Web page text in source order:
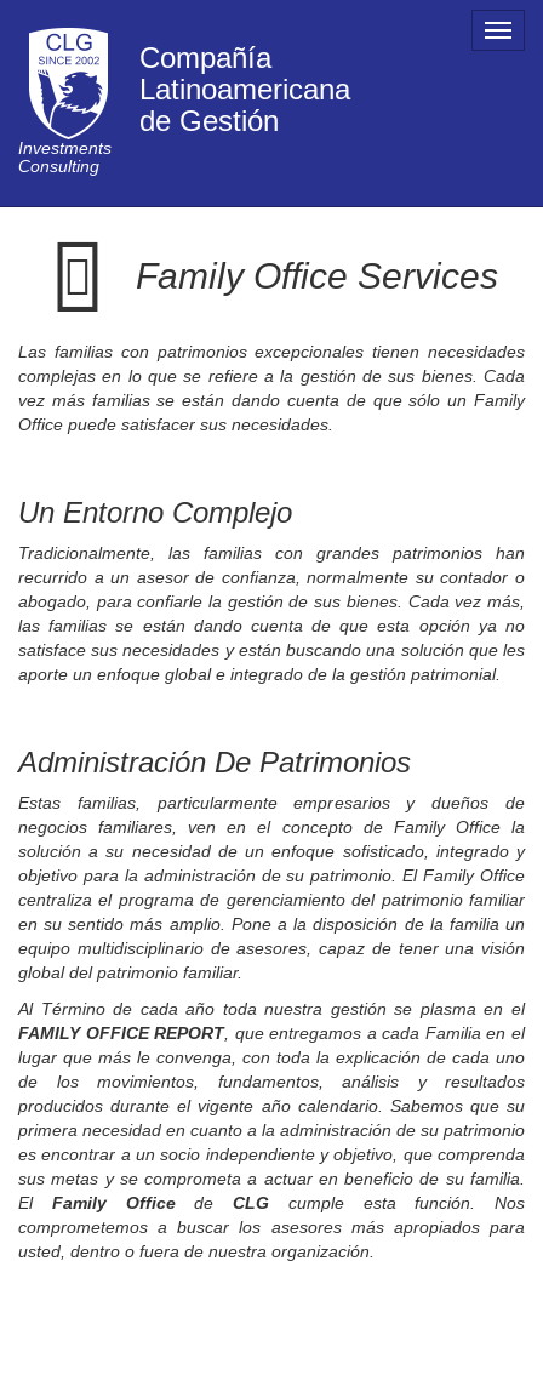
Compañía
Latinoamericana
de Gestión
Investments
Consulting
Family Office Services
Las familias con patrimonios excepcionales tienen necesidades
complejas en lo que se refiere a la gestión de sus bienes. Cada
vez más familias se están dando cuenta de que sólo un Family
Office puede satisfacer sus necesidades.
Un Entorno Complejo
Tradicionalmente, las familias con grandes patrimonios han
recurrido a un asesor de confianza, normalmente su contador o
abogado, para confiarle la gestión de sus bienes. Cada vez más,
las familias se están dando cuenta de que esta opción ya no
satisface sus necesidades y están buscando una solución que les
aporte un enfoque global e integrado de la gestión patrimonial.
Administración De Patrimonios
Estas familias, particularmente empresarios y dueños de
negocios familiares, ven en el concepto de Family Office la
solución a su necesidad de un enfoque sofisticado, integrado y
objetivo para la administración de su patrimonio. El Family Office
centraliza el programa de gerenciamiento del patrimonio familiar
en su sentido más amplio. Pone a la disposición de la familia un
equipo multidisciplinario de asesores, capaz de tener una visión
global del patrimonio familiar.
Al Término de cada año toda nuestra gestión se plasma en el
FAMILY OFFICE REPORT, que entregamos a cada Familia en el
lugar que más le convenga, con toda la explicación de cada uno
de los movimientos, fundamentos, análisis y resultados
producidos durante el vigente año calendario. Sabemos que su
primera necesidad en cuanto a la administración de su patrimonio
es encontrar a un socio independiente y objetivo, que comprenda
sus metas y se comprometa a actuar en beneficio de su familia.
El Family Officede CLG cumple esta función. Nos
comprometemos a buscar los asesores más apropiados para
usted, dentro o fuera de nuestra organización.